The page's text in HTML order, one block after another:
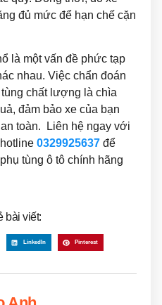
đủ mức để hạn chế cặn
là một vấn đề phức tạp
nhau. Việc chẩn đoán
chất lượng là chìa
đảm bảo xe của bạn
toàn. Liên hệ ngay với
0329925637 để
tùng ô tô chính hãng
bài viết:
LinkedIn Pinterest